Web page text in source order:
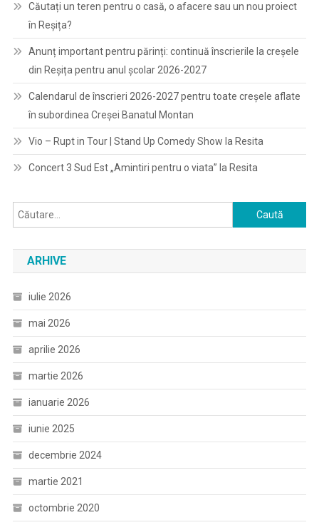
Căutați un teren pentru o casă, o afacere sau un nou proiect
în Reșița?
Anunț important pentru părinți: continuă înscrierile la creșele
din Reșița pentru anul școlar 2026-2027
Calendarul de înscrieri 2026-2027 pentru toate creșele aflate
în subordinea Creșei Banatul Montan
Vio – Rupt in Tour | Stand Up Comedy Show la Resita
Concert 3 Sud Est „Amintiri pentru o viata” la Resita
Caută
după:
ARHIVE
iulie 2026
mai 2026
aprilie 2026
martie 2026
ianuarie 2026
iunie 2025
decembrie 2024
martie 2021
octombrie 2020